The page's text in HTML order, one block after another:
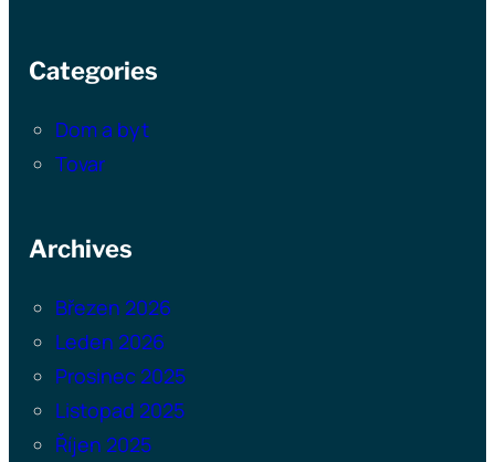
Categories
Dom a byt
Tovar
Archives
Březen 2026
Leden 2026
Prosinec 2025
Listopad 2025
Říjen 2025